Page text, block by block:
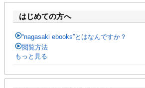
はじめての方へ
“nagasaki ebooks”とはなんですか？
閲覧方法
もっと見る
復興応援企画
はじめてご利用される方へ
コンテンツ
広報誌ナビ
明治日本の産業革命遺産